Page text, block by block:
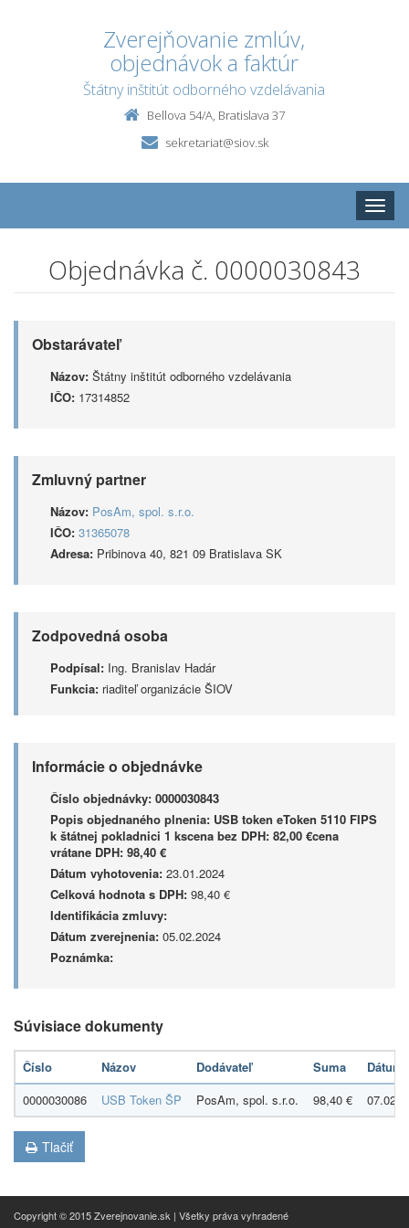
Zverejňovanie zmlúv,
objednávok a faktúr
Štátny inštitút odborného vzdelávania
Bellova 54/A, Bratislava 37
sekretariat@siov.sk
Toggle
Objednávka č. 0000030843
Obstarávateľ
Názov: Štátny inštitút odborného vzdelávania
IČO: 17314852
Zmluvný partner
Názov: PosAm, spol. s.r.o.
IČO: 31365078
Adresa: Pribinova 40, 821 09 Bratislava SK
Zodpovedná osoba
Podpísal: Ing. Branislav Hadár
Funkcia: riaditeľ organizácie ŠIOV
Informácie o objednávke
Číslo objednávky: 0000030843
Popis objednaného plnenia: USB token eToken 5110 FIPS
k štátnej pokladnici 1 kscena bez DPH: 82,00 €cena
vrátane DPH: 98,40 €
Dátum vyhotovenia: 23.01.2024
Celková hodnota s DPH: 98,40 €
Identifikácia zmluvy:
Dátum zverejnenia: 05.02.2024
Poznámka:
Súvisiace dokumenty
Číslo Názov Dodávateľ Suma
Dátum
0000030086
USB Token ŠP PosAm, spol. s.r.o. 98,40 €
Tlačiť
Copyright © 2015 Zverejnovanie.sk | Všetky práva vyhradené